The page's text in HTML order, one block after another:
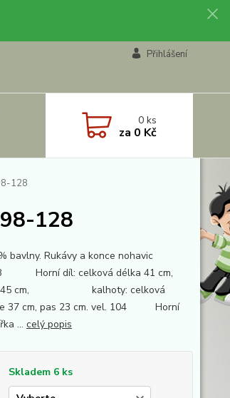
Přihlášení
0ks
za 0 Kč
128
128
bavlny. Rukávy a konce nohavic
Horní díl: celková délka 41 cm,
45 cm, kalhoty: celková
37 cm, pas 23 cm. vel. 104 Horní
... celý popis
Skladem 6 ks